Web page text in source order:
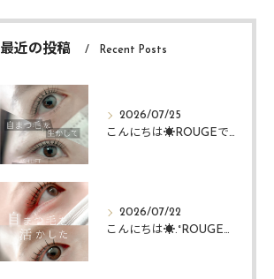
最近の投稿 Recent Posts
2026/07/25
こんにちは☀️ROUGEですᴗ ᴗ͈
2026/07/22
こんにちは☀️.°ROUGEですᴗ ᴗ͈